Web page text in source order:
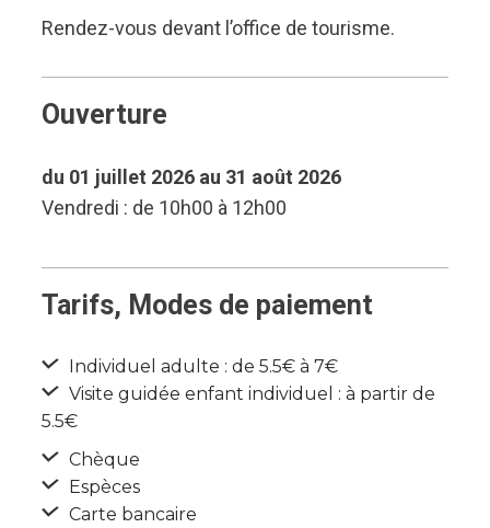
Rendez-vous devant l’office de tourisme.
Ouverture
du 01 juillet 2026 au 31 août 2026
Vendredi : de 10h00 à 12h00
Tarifs, Modes de paiement
Individuel adulte : de 5.5€ à 7€
Visite guidée enfant individuel : à partir de
5.5€
Chèque
Espèces
Carte bancaire